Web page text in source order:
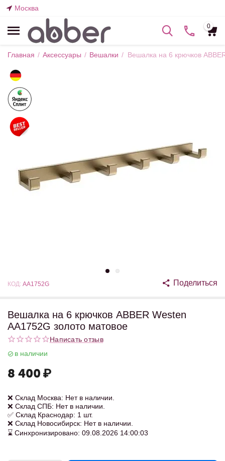
Москва
0
Главная / Аксессуары / Вешалки / Вешалка на 6 крючков
КОД: AA1752G Поделиться
Вешалка на 6 крючков ABBER Westen
AA1752G золото матовое
Написать отзыв
в наличии
8 400 ₽
❌ Склад Москва: Нет в наличии.
❌ Склад СПБ: Нет в наличии.
✅ Склад Краснодар: 1 шт.
❌ Склад Новосибирск: Нет в наличии.
⌛ Синхронизировано: 09.08.2026 14:00:03